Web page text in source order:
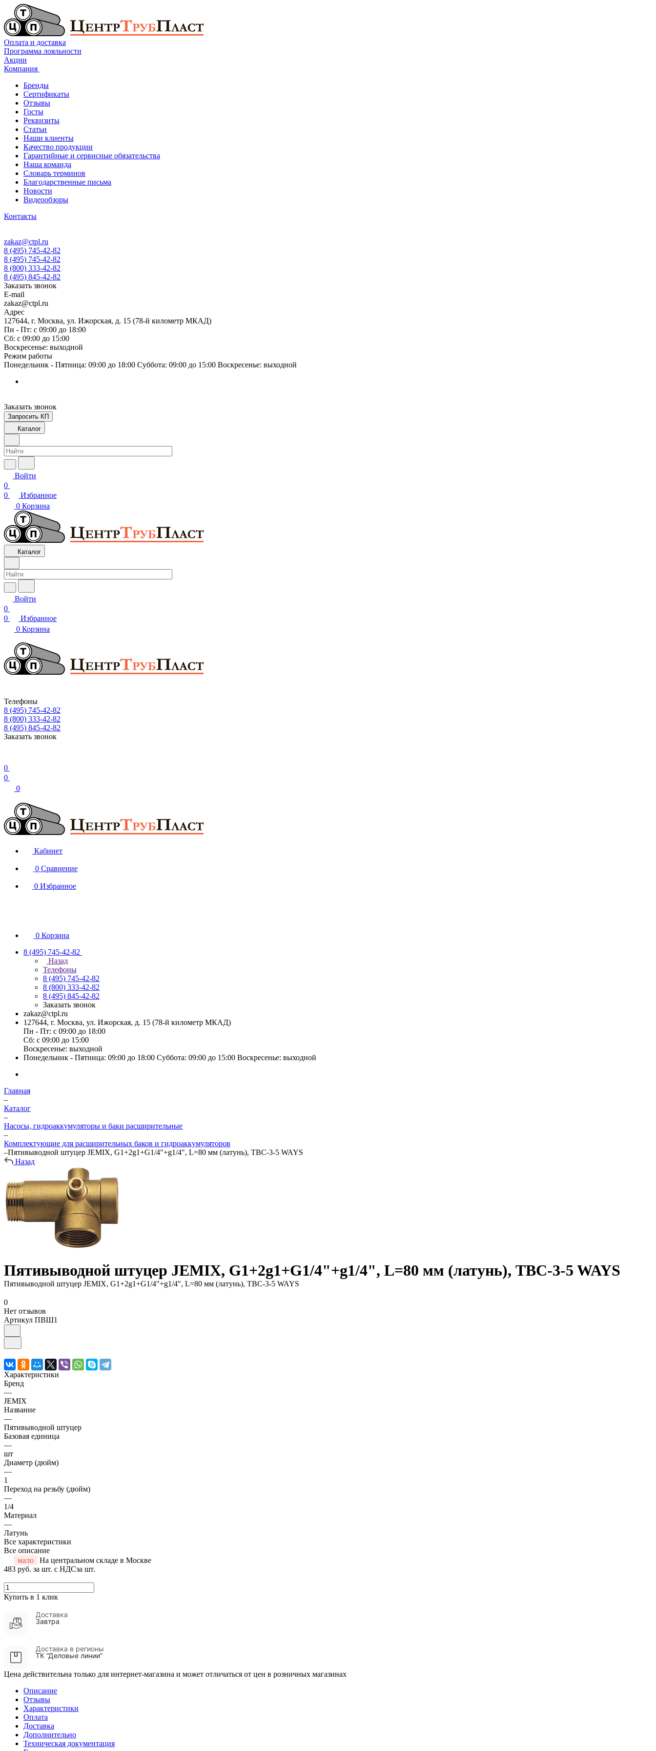
Оплата и доставка
Программа лояльности
Акции
Компания
Бренды
Сертификаты
Отзывы
Госты
Реквизиты
Статьи
Наши клиенты
Качество продукции
Гарантийные и сервисные обязательства
Наша команда
Словарь терминов
Благодарственные письма
Новости
Видеообзоры
Контакты
zakaz@ctpl.ru
8 (495) 745-42-82
8 (495) 745-42-82
8 (800) 333-42-82
8 (495) 845-42-82
Заказать звонок
E-mail
zakaz@ctpl.ru
Адрес
127644, г. Москва, ул. Ижорская, д. 15 (78-й километр МКАД)
Пн - Пт: с 09:00 до 18:00
Сб: с 09:00 до 15:00
Воскресенье: выходной
Режим работы
Понедельник - Пятница: 09:00 до 18:00 Суббота: 09:00 до 15:00 Воскресенье: выходной
Заказать звонок
Запросить КП
Каталог
Войти
0
0
Избранное
0 Корзина
Каталог
Войти
0
0
Избранное
0 Корзина
Телефоны
8 (495) 745-42-82
8 (800) 333-42-82
8 (495) 845-42-82
Заказать звонок
0
0
0
Кабинет
0 Сравнение
0 Избранное
0 Корзина
8 (495) 745-42-82
Назад
Телефоны
8 (495) 745-42-82
8 (800) 333-42-82
8 (495) 845-42-82
Заказать звонок
zakaz@ctpl.ru
127644, г. Москва, ул. Ижорская, д. 15 (78-й километр МКАД)
Пн - Пт: с 09:00 до 18:00
Сб: с 09:00 до 15:00
Воскресенье: выходной
Понедельник - Пятница: 09:00 до 18:00 Суббота: 09:00 до 15:00 Воскресенье: выходной
Главная
–
Каталог
–
Насосы, гидроаккумуляторы и баки расширительные
–
Комплектующие для расширительных баков и гидроаккумуляторов
–Пятивыводной штуцер JEMIX, G1+2g1+G1/4"+g1/4", L=80 мм (латунь), TBC-3-5 WAYS
Назад
Пятивыводной штуцер JEMIX, G1+2g1+G1/4"+g1/4", L=80 мм (латунь), TBC-3-5 WAYS
Пятивыводной штуцер JEMIX, G1+2g1+G1/4"+g1/4", L=80 мм (латунь), TBC-3-5 WAYS
0
Нет отзывов
Артикул ПВШ1
Характеристики
Бренд
—
JEMIX
Название
—
Пятивыводной штуцер
Базовая единица
—
шт
Диаметр (дюйм)
—
1
Переход на резьбу (дюйм)
—
1/4
Материал
—
Латунь
Все характеристики
Все описание
мало
На центральном складе в Москве
483 руб. за шт. с НДСза шт.
Купить в 1 клик
Доставка
Завтра
Доставка в регионы
ТК “Деловые линии”
Цена действительна только для интернет-магазина и может отличаться от цен в розничных магазинах
Описание
Отзывы
Характеристики
Оплата
Доставка
Дополнительно
Техническая документация